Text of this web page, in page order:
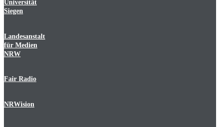
Universität
Siegen
Landesanstalt
für Medien
NRW
Fair Radio
NRWision